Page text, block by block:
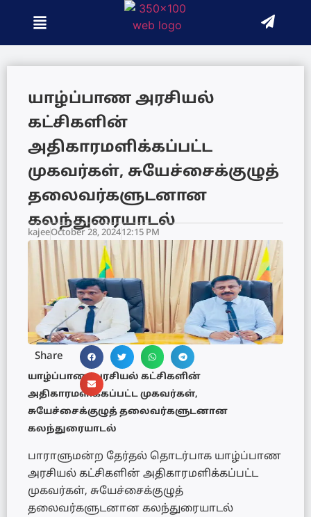
யாழ்ப்பாண அரசியல்
கட்சிகளின்
அதிகாரமளிக்கப்பட்ட
முகவர்கள், சுயேச்சைக்குழுத்
தலைவர்களுடனான
கலந்துரையாடல்
kajeeOctober 28, 202412:15 PM
Share
யாழ்ப்பாண அரசியல் கட்சிகளின்
அதிகாரமளிக்கப்பட்ட முகவர்கள்,
சுயேச்சைக்குழுத் தலைவர்களுடனான
கலந்துரையாடல்
பாராளுமன்ற தேர்தல் தொடர்பாக யாழ்ப்பாண
அரசியல் கட்சிகளின் அதிகாரமளிக்கப்பட்ட
முகவர்கள், சுயேச்சைக்குழுத்
தலைவர்களுடனான கலந்துரையாடல்